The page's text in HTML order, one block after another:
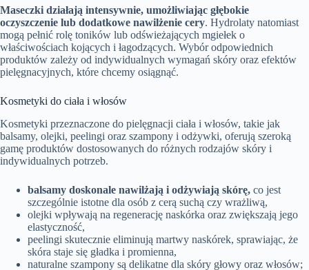
Maseczki działają intensywnie, umożliwiając głębokie
oczyszczenie lub dodatkowe nawilżenie cery. Hydrolaty natomiast
mogą pełnić rolę toników lub odświeżających mgiełek o
właściwościach kojących i łagodzących. Wybór odpowiednich
produktów zależy od indywidualnych wymagań skóry oraz efektów
pielęgnacyjnych, które chcemy osiągnąć.
Kosmetyki do ciała i włosów
Kosmetyki przeznaczone do pielęgnacji ciała i włosów, takie jak
balsamy, olejki, peelingi oraz szampony i odżywki, oferują szeroką
gamę produktów dostosowanych do różnych rodzajów skóry i
indywidualnych potrzeb.
balsamy doskonale nawilżają i odżywiają skórę, co jest
szczególnie istotne dla osób z cerą suchą czy wrażliwą,
olejki wpływają na regenerację naskórka oraz zwiększają jego
elastyczność,
peelingi skutecznie eliminują martwy naskórek, sprawiając, że
skóra staje się gładka i promienna,
naturalne szampony są delikatne dla skóry głowy oraz włosów;